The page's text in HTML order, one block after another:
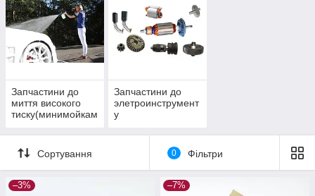
Запчастини до
миття високого
тиску(минимойкам
Запчастини до
элетроинструмент
у
Сортування 0 Фільтри
–3% –7%